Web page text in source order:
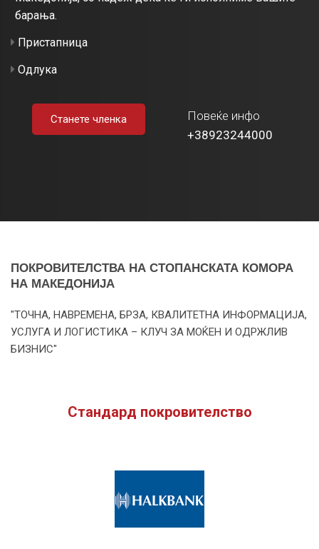
барања.
Пристапница
Одлука
Станете членка
Повеќе инфо
+38923244000
ПОКРОВИТЕЛСТВА НА СТОПАНСКАТА КОМОРА
НА МАКЕДОНИЈА
"ТОЧНА, НАВРЕМЕНА, БРЗА, КВАЛИТЕТНА ИНФОРМАЦИЈА,
УСЛУГА И ЛОГИСТИКА – КЛУЧ ЗА МОЌЕН И ОДРЖЛИВ
БИЗНИС"
Стандард покровителство